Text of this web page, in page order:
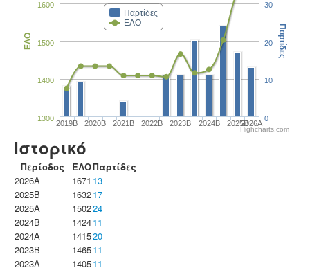
Παρτίδες
ΕΛΟ
2019B 2020B 2021B 2022B 2023B 2024B 2025B2026A
1300
1400
1500
1600
ΕΛΟ
0
10
20
30
Παρτίδες
Highcharts.com
Ιστορικό
Περίοδος ΕΛΟΠαρτίδες
2026A
1671 13
2025B
163217
2025A
150224
2024B
142411
2024A
141520
2023B
146511
2023Α
140511